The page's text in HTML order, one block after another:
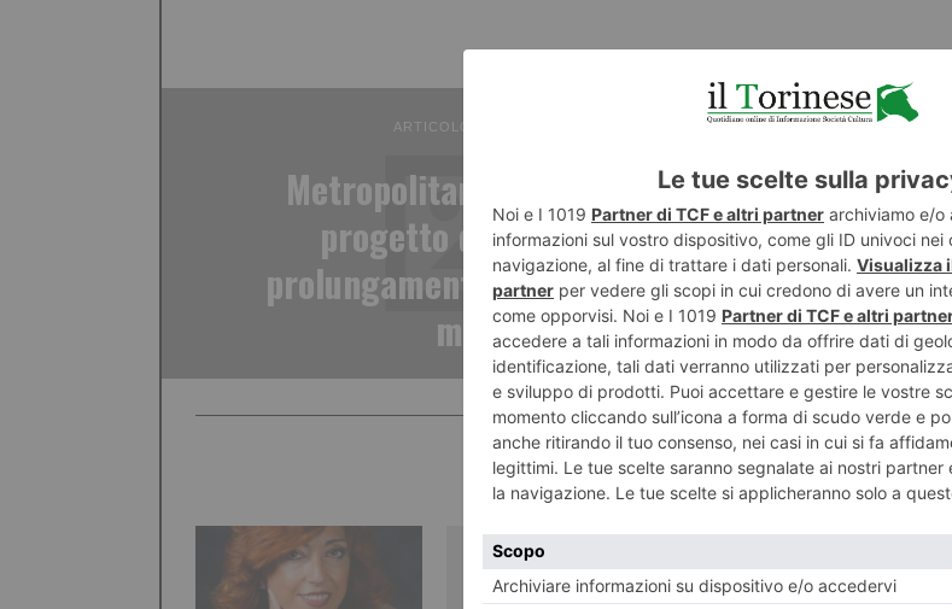
ARTICOLO PRECEDENTE
Metropolitana linea 1, ok al
progetto definitivo del
prolungamento. Opera da 300
milioni
RECENTI: